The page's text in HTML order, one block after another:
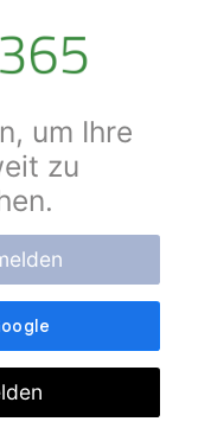
um Ihre
zu